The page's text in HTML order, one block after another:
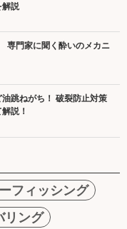
解説
専門家に聞く酔いのメカニ
跳ねがち！ 破裂防止対策
説！
フィッシング
リング